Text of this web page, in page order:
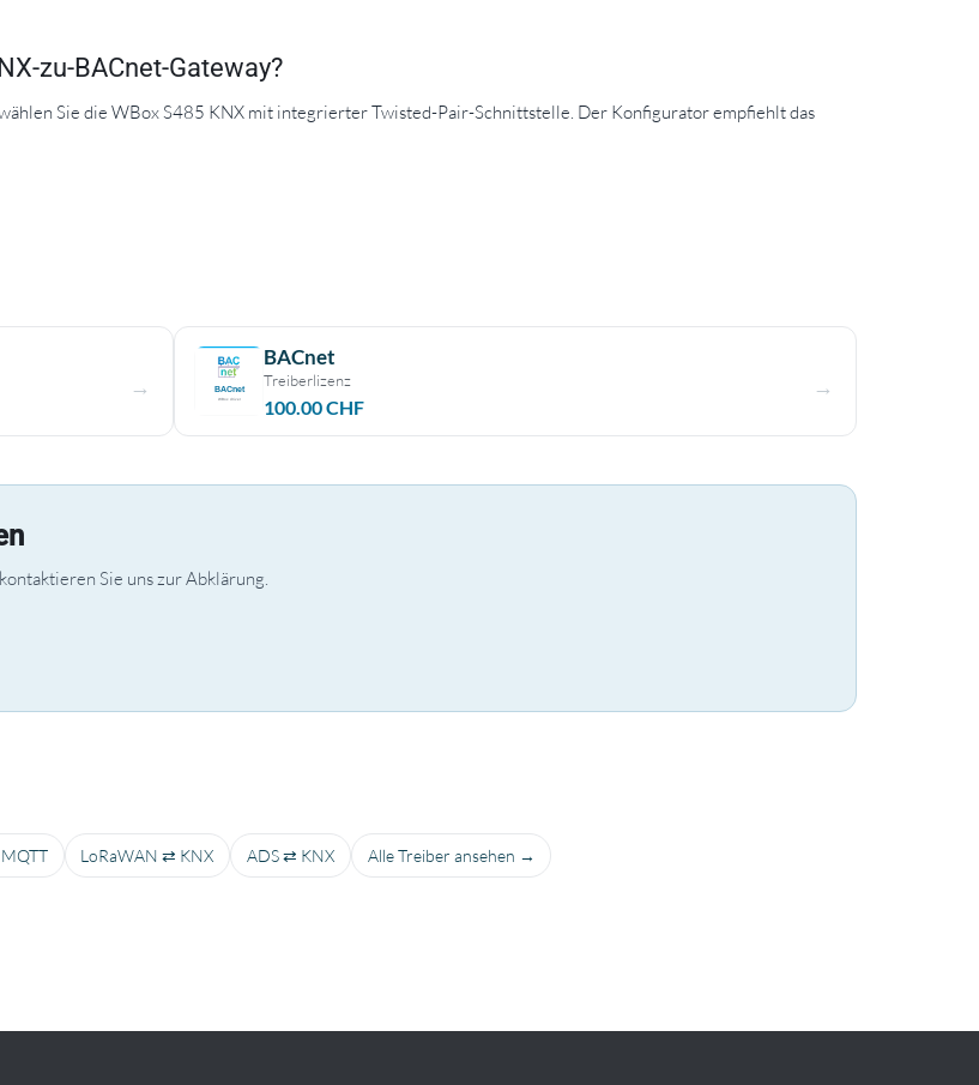
zu-BACnet-Gateway?
Sie die WBox S485 KNX mit integrierter Twisted-Pair-Schnittstelle. Der Konfigurator empfiehlt das
BACnet
Treiberlizenz
100.00CHF
Sie uns zur Abklärung.
LoRaWAN ⇄ KNX ADS ⇄ KNX Alle Treiber ansehen →